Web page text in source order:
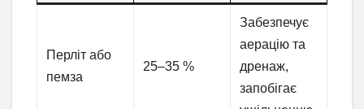
Перліт або
пемза
25–35 %
Забезпечує
аерацію та
дренаж,
запобігає